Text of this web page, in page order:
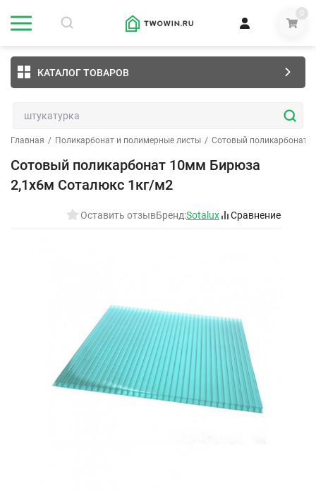
0
КАТАЛОГ ТОВАРОВ
Главная / Поликарбонат и полимерные листы / Сотовый поликарбонат
Сотовый поликарбонат 10мм Бирюза
2,1х6м Соталюкс 1кг/м2
Оставить отзывБренд:Sotalux Сравнение